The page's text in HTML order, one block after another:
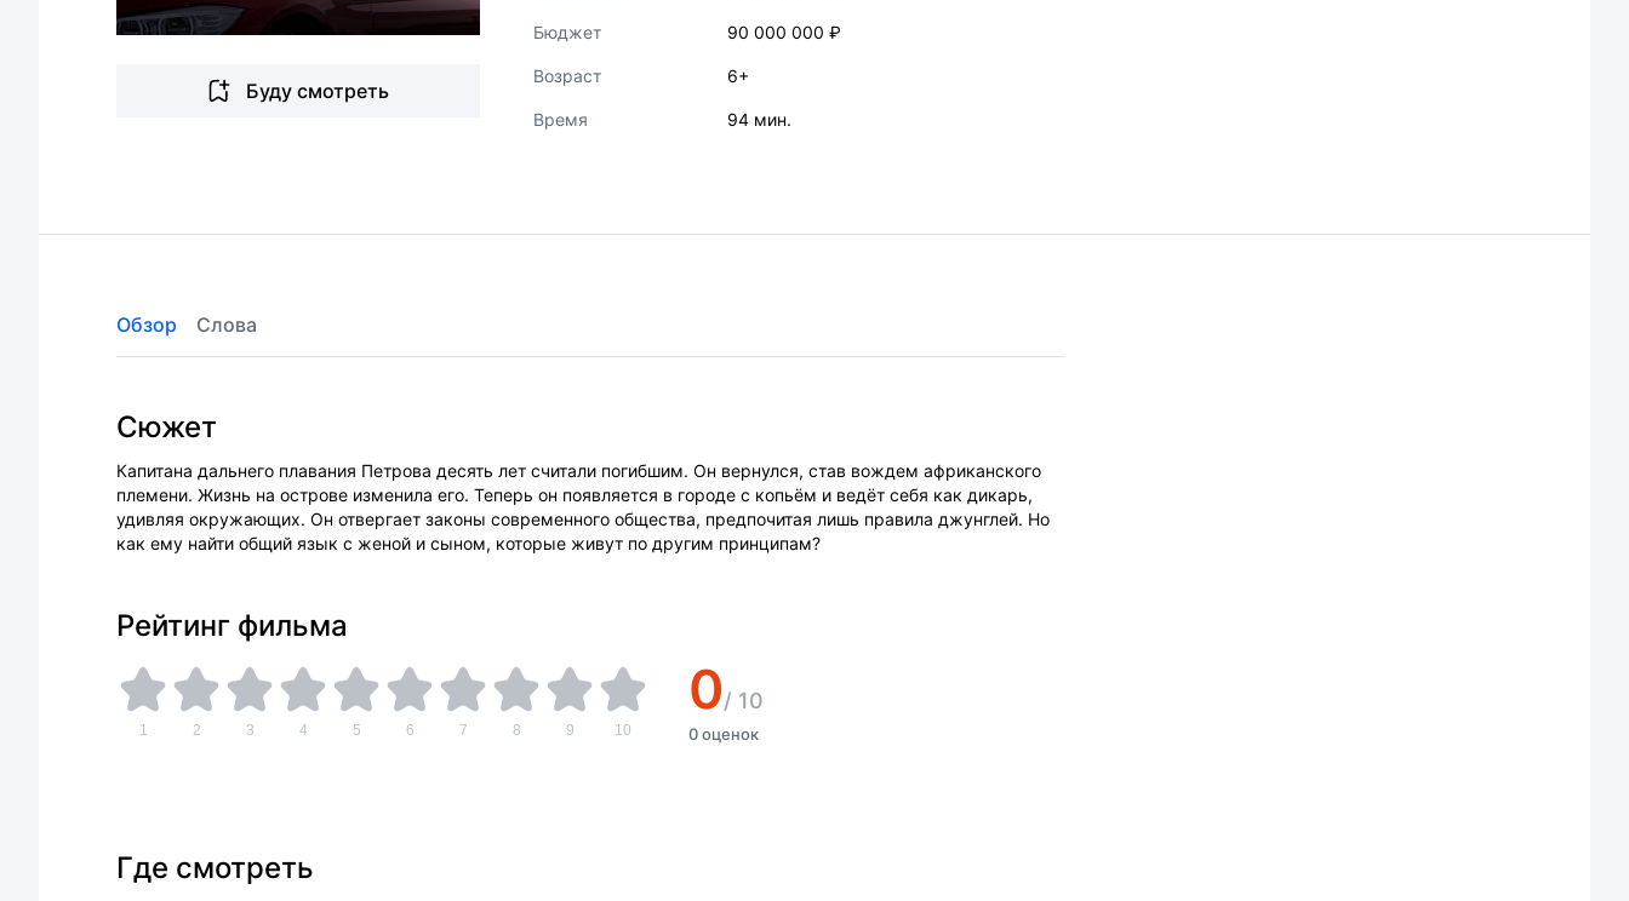
Буду смотреть
Бюджет 90 000 000 ₽
Возраст 6+
Время 94 мин.
Обзор Слова
Сюжет
Капитана дальнего плавания Петрова десять лет считали погибшим. Он вернулся, став вождем африканского
племени. Жизнь на острове изменила его. Теперь он появляется в городе с копьём и ведёт себя как дикарь,
удивляя окружающих. Он отвергает законы современного общества, предпочитая лишь правила джунглей. Но
как ему найти общий язык с женой и сыном, которые живут по другим принципам?
Рейтинг фильма
1 2 3 4 5 6 7 8 9 10
0/ 10
0 оценок
Где смотреть